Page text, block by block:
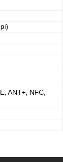
ANT+, NFC,